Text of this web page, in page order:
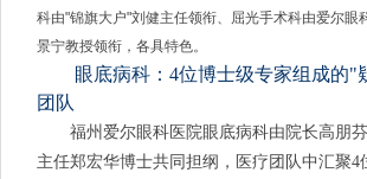
科由"锦旗大户"刘健主任领衔、屈光手术科由爱尔眼
景宁教授领衔，各具特色。
眼底病科：4位博士级专家组成的"
团队
福州爱尔眼科医院眼底病科由院长高朋
主任郑宏华博士共同担纲，医疗团队中汇聚4